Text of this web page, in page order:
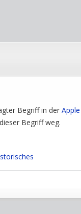
Begriff in der Apple
Begriff weg.